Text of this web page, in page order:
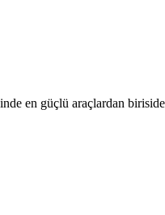
en güçlü araçlardan